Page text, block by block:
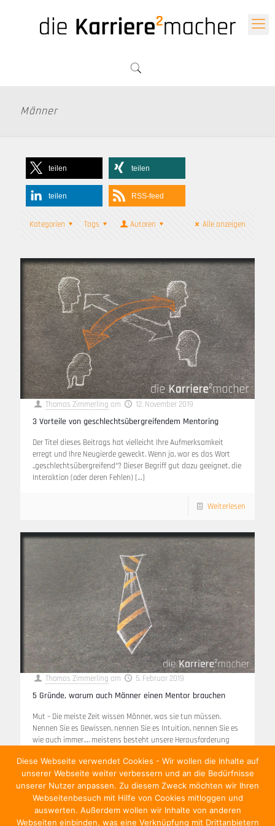
Männer
teilen teilen
teilen RSS-feed
Kategorien Tags Autoren Alle anzeigen
Thomas Zimmerling am 12. November 2019
3 Vorteile von geschlechtsübergreifendem Mentoring
Der Titel dieses Beitrags hat vielleicht Ihre Aufmerksamkeit
erregt und Ihre Neugierde geweckt. Wenn ja, war es das Wort
„geschlechtsübergreifend“? Dieser Begriff gut dazu geeignet, die
Interaktion (oder deren Fehlen) […]
Weiterlesen
Thomas Zimmerling am 5. Februar 2019
5 Gründe, warum auch Männer einen Mentor brauchen
Mut – Die meiste Zeit wissen Männer, was sie tun müssen.
Nennen Sie es Gewissen, nennen Sie es Intuition, nennen Sie es
wie auch immer…. meistens besteht unsere Herausforderung
Weiterlesen
Diese Webseite verwendet Cookies - Wir wollen die Inhalte auf
unserer Webseite weiter verbessern und an die Bedürfnisse
unserer Nutzer anpassen. Zu diesem Zweck möchten wir Ihren
Webseitenbesuch mit Hilfe von Cookies mitloggen und
auswerten. Außerdem wollen wir Inhalte von anderen
Webseiten einbinden, was eine Verknüpfung mit Drittanbietern